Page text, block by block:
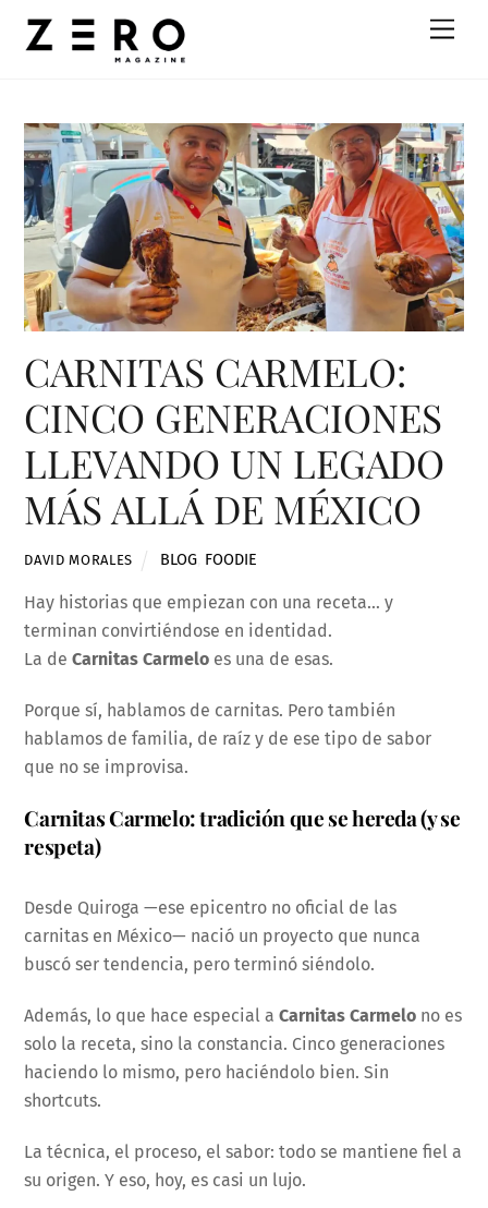
CARNITAS CARMELO:
CINCO GENERACIONES
LLEVANDO UN LEGADO
MÁS ALLÁ DE MÉXICO
DAVID MORALES BLOG FOODIE
Hay historias que empiezan con una receta… y
terminan convirtiéndose en identidad.
La deCarnitas Carmelo es una de esas.
Porque sí, hablamos de carnitas. Pero también
hablamos de familia, de raíz y de ese tipo de sabor
que no se improvisa.
Carnitas Carmelo: tradición que se hereda (y se
respeta)
Desde Quiroga —ese epicentro no oficial de las
carnitas en México— nació un proyecto que nunca
buscó ser tendencia, pero terminó siéndolo.
Además, lo que hace especial aCarnitas Carmelo no es
solo la receta, sino la constancia. Cinco generaciones
haciendo lo mismo, pero haciéndolo bien. Sin
shortcuts.
La técnica, el proceso, el sabor: todo se mantiene fiel a
su origen. Y eso, hoy, es casi un lujo.